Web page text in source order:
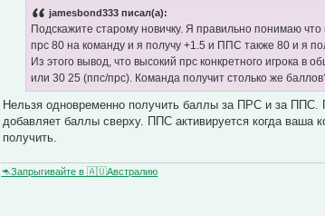
jamesbond333 писал(а):
Подскажите старому новичку. Я правильно понимаю
прс 80 на команду и я получу +1.5 и ППС также 80 и я
Из этого вывод, что высокий прс конкретного игрока
или 30 25 (ппс/прс). Команда получит столько же
Нельзя одновременно получить баллы за ПРС и за ППС.
добавляет баллы сверху. ППС активируется когда ваша
получить.
🦘Запрыгивайте в 🇦🇺Австралию